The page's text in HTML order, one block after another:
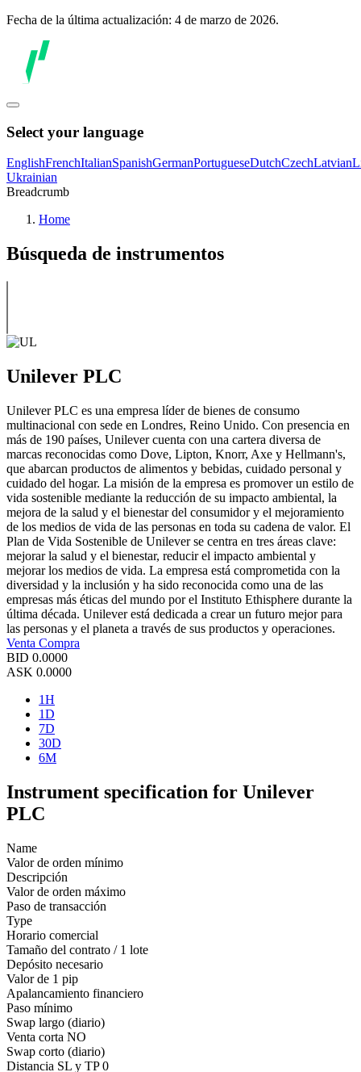
Fecha de la última actualización: 4 de marzo de 2026.
Select your language
EnglishFrenchItalianSpanishGermanPortugueseDutchCzechLatvian
Ukrainian
Breadcrumb
Home
Búsqueda de instrumentos
Unilever PLC
Unilever PLC es una empresa líder de bienes de consumo
multinacional con sede en Londres, Reino Unido. Con presencia en
más de 190 países, Unilever cuenta con una cartera diversa de
marcas reconocidas como Dove, Lipton, Knorr, Axe y Hellmann's,
que abarcan productos de alimentos y bebidas, cuidado personal y
cuidado del hogar. La misión de la empresa es promover un estilo de
vida sostenible mediante la reducción de su impacto ambiental, la
mejora de la salud y el bienestar del consumidor y el mejoramiento
de los medios de vida de las personas en toda su cadena de valor. El
Plan de Vida Sostenible de Unilever se centra en tres áreas clave:
mejorar la salud y el bienestar, reducir el impacto ambiental y
mejorar los medios de vida. La empresa está comprometida con la
diversidad y la inclusión y ha sido reconocida como una de las
empresas más éticas del mundo por el Instituto Ethisphere durante la
última década. Unilever está dedicada a crear un futuro mejor para
las personas y el planeta a través de sus productos y operaciones.
Venta Compra
BID 0.0000
ASK 0.0000
1H
1D
7D
30D
6M
Instrument specification for Unilever
PLC
Name
Valor de orden mínimo
Descripción
Valor de orden máximo
Paso de transacción
Type
Horario comercial
Tamaño del contrato / 1 lote
Depósito necesario
Valor de 1 pip
Apalancamiento financiero
Paso mínimo
Swap largo (diario)
Venta corta NO
Swap corto (diario)
Distancia SL y TP 0